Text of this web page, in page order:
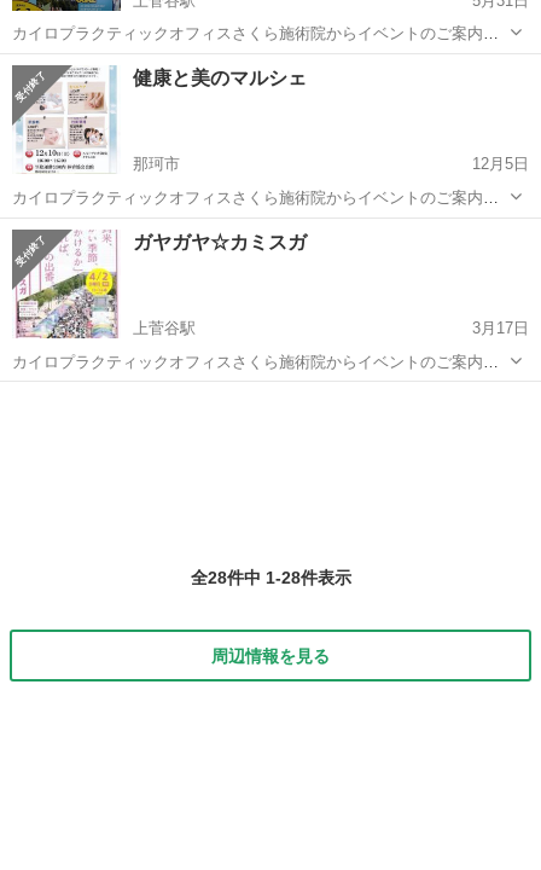
カイロプラクティックオフィスさくら施術院からイベントのご案内で
す！♪( ´∀｀)人(´∀｀ )♪ 6月初旬の日曜日に『第35回ガヤガヤ☆カミス
ガ』にカイロプラクティック体験会として出店させて頂きます🎉 ( ´∀
｀ )b ...
茨城 那珂市 上菅谷駅 その他
健康と美のマルシェ
那珂市
12月5日
カイロプラクティックオフィスさくら施術院からイベントのご案内で
す！♪( ´∀｀)人(´∀｀ )♪ 先日の『水戸市産業祭』で今年最後の予定でし
たが延長戦ですw( v^-゜)♪ ◆日時 平成29年12月10日(日)10:00...
茨城 那珂市 その他 カイロプラクティック
ガヤガヤ☆カミスガ
上菅谷駅
3月17日
カイロプラクティックオフィスさくら施術院からイベントのご案内で
す！♪( ´∀｀)人(´∀｀ )♪ 4月初旬の日曜日に『第20回ガヤガヤ☆カミス
全28件中 1-28件表示
周辺情報を見る